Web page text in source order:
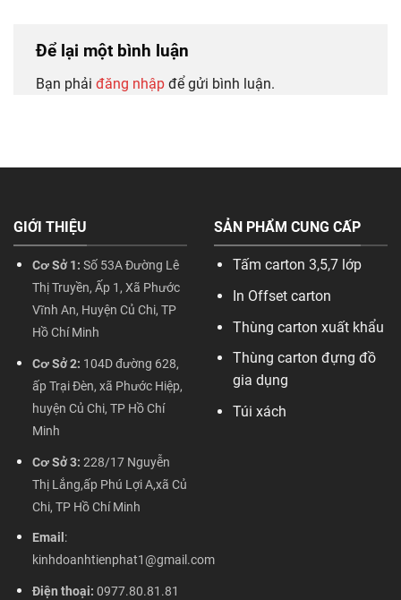
Để lại một bình luận
Bạn phải đăng nhập để gửi bình luận.
GIỚI THIỆU
Cơ Sở 1: Số 53A Đường Lê
Thị Truyền, Ấp 1, Xã Phước
Vĩnh An, Huyện Củ Chi, TP
Hồ Chí Minh
Cơ Sở 2: 104D đường 628,
ấp Trại Đèn, xã Phước Hiệp,
huyện Củ Chi, TP Hồ Chí
Minh
Cơ Sở 3: 228/17 Nguyễn
Thị Lắng,ấp Phú Lợi A,xã Củ
Chi, TP Hồ Chí Minh
Email :
kinhdoanhtienphat1@gmail.com
Điện thoại: 0977.80.81.81
SẢN PHẨM CUNG CẤP
Tấm carton 3,5,7 lớp
In Offset carton
Thùng carton xuất khẩu
Thùng carton đựng đồ
gia dụng
Túi xách